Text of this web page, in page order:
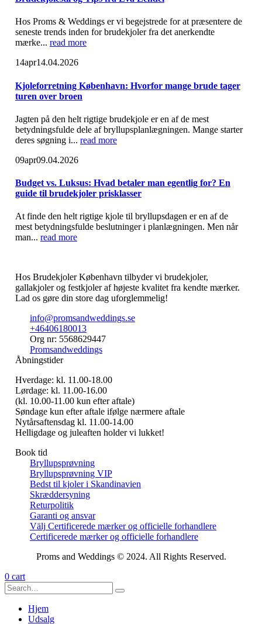
Hos Proms & Weddings er vi begejstrede for at præsentere de
seneste trends inden for brudekjoler fra det anerkendte
mærke... read more
14apr14.04.2026
Kjoleforretning København: Hvorfor mange brude tager
turen over broen
Jagten på den helt rigtige brudekjole er en af de mest
betydningsfulde dele af bryllupsplanlægningen. Mange starter
deres søgning i... read more
09apr09.04.2026
Budget vs. Luksus: Hvad betaler man egentlig for? En
guide til brudekjoler prisklasser
At finde den helt rigtige kjole til bryllupsdagen er en af de
mest betydningsfulde beslutninger i planlægningen. Men når
man... read more
Hos Brudekjoler København tilbyder vi brudekjoler,
gallakjoler og festkjoler af højeste kvalitet fra kendte mærker.
Lad os gøre din store dag uforglemmelig!
info@promsandweddings.se
+46406180013
Org nr: 5568629447
Promsandweddings
Åbningstider
Hverdage: kl. 11.00-18.00
Lørdage: kl. 11.00-16.00
(kl. 10.00-11.00 kun efter aftale)
Søndage kun efter aftale ifølge nærmere aftale
Nytårsaftensdag kl. 11.00-14.00
Helligdage og juleaften holder vi lukket!
Book tid
Bryllupsprøvning
Bryllupsprøvning VIP
Bedst til kjoler i Skandinavien
Skræddersyning
Returpolitik
Garanti og ansvar
Välj Certificerede mærker og officielle forhandlere
Certificerede mærker og officielle forhandlere
Proms and Weddings © 2024. All Rights Reserved.
0 cart
Hjem
Udsalg